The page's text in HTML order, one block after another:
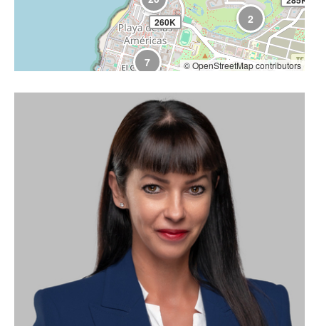
2
260K
7 © OpenStreetMap contributors